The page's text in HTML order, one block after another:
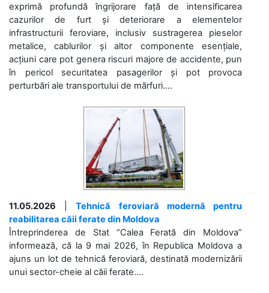
exprimă profundă îngrijorare față de intensificarea
cazurilor de furt și deteriorare a elementelor
infrastructurii feroviare, inclusiv sustragerea pieselor
metalice, cablurilor și altor componente esențiale,
acțiuni care pot genera riscuri majore de accidente, pun
în pericol securitatea pasagerilor și pot provoca
perturbări ale transportului de mărfuri....
11.05.2026 |Tehnică feroviară modernă pentru
reabilitarea căii ferate din Moldova
Întreprinderea de Stat “Calea Ferată din Moldova”
informează, că la 9 mai 2026, în Republica Moldova a
ajuns un lot de tehnică feroviară, destinată modernizării
unui sector-cheie al căii ferate....